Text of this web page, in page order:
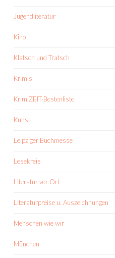
Jugendliteratur
Kino
Klatsch und Tratsch
Krimis
KrimiZEIT-Bestenliste
Kunst
Leipziger Buchmesse
Lesekreis
Literatur vor Ort
Literaturpreise u. Auszeichnungen
Menschen wie wir
München